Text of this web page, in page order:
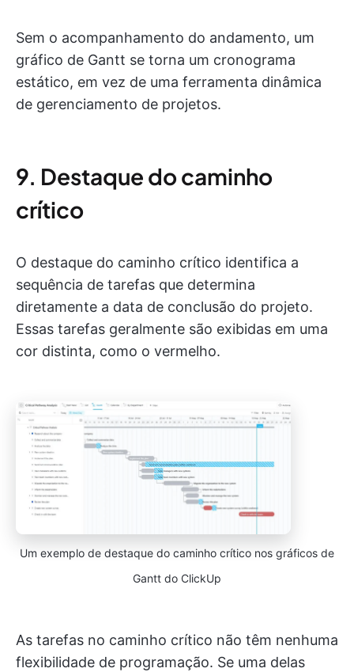
Sem o acompanhamento do andamento, um
gráfico de Gantt se torna um cronograma
estático, em vez de uma ferramenta dinâmica
de gerenciamento de projetos.
9. Destaque do caminho
crítico
O destaque do caminho crítico identifica a
sequência de tarefas que determina
diretamente a data de conclusão do projeto.
Essas tarefas geralmente são exibidas em uma
cor distinta, como o vermelho.
Um exemplo de destaque do caminho crítico nos gráficos de
Gantt do ClickUp
As tarefas no caminho crítico não têm nenhuma
flexibilidade de programação. Se uma delas